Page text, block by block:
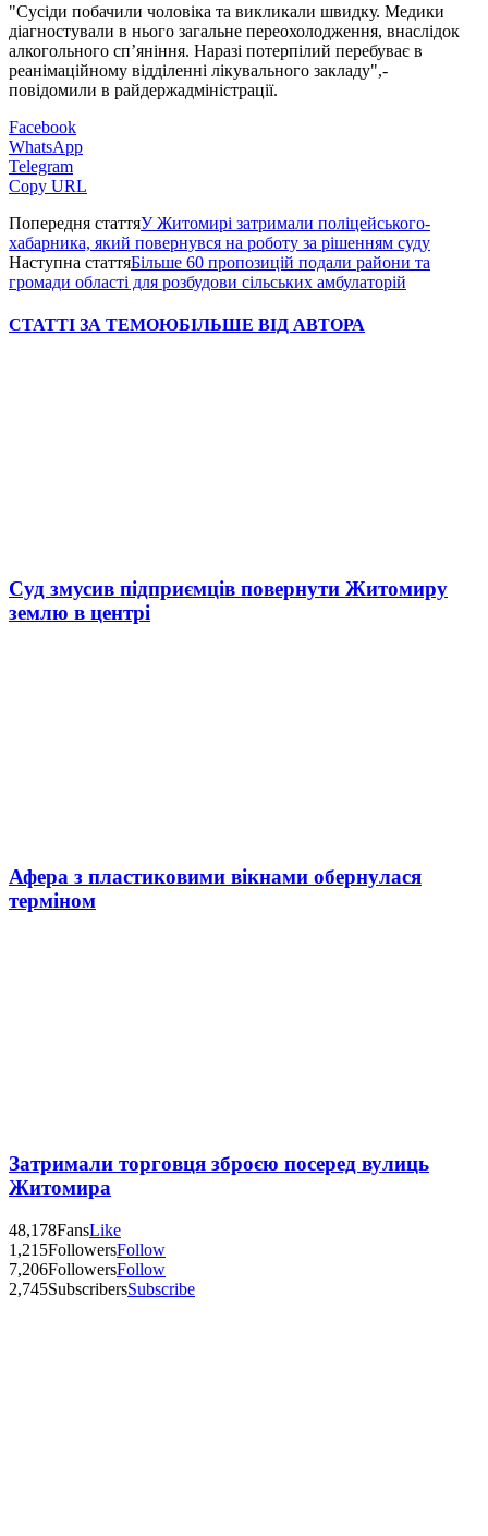
"Сусіди побачили чоловіка та викликали швидку. Медики
діагностували в нього загальне переохолодження, внаслідок
алкогольного сп’яніння. Наразі потерпілий перебуває в
реанімаційному відділенні лікувального закладу",-
повідомили в райдержадміністрації.
Facebook
WhatsApp
Telegram
Copy URL
Попередня статтяУ Житомирі затримали поліцейського-
хабарника, який повернувся на роботу за рішенням суду
Наступна статтяБільше 60 пропозицій подали райони та
громади області для розбудови сільських амбулаторій
СТАТТІ ЗА ТЕМОЮБІЛЬШЕ ВІД АВТОРА
Суд змусив підприємців повернути Житомиру
землю в центрі
Афера з пластиковими вікнами обернулася
терміном
Затримали торговця зброєю посеред вулиць
Житомира
48,178FansLike
1,215FollowersFollow
7,206FollowersFollow
2,745SubscribersSubscribe